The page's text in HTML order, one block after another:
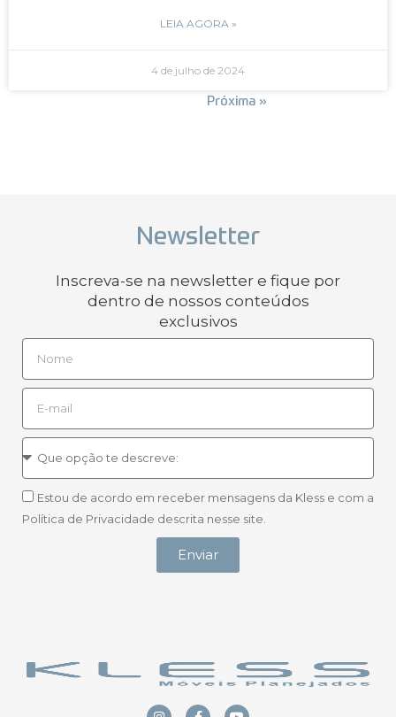
LEIA AGORA »
4 de julho de 2024
Próxima »
Newsletter
Inscreva-se na newsletter e fique por
dentro de nossos conteúdos
exclusivos
Estou de acordo em receber mensagens da Kless e com a
Política de Privacidade descrita nesse site.
Enviar